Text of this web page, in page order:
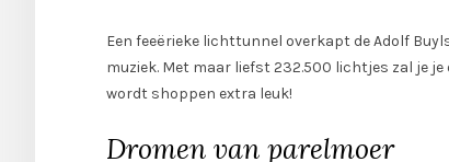
Een feeërieke lichttunnel overkapt de Adolf
muziek. Met maar liefst 232.500 lichtjes zal je
wordt shoppen extra leuk!
Dromen van parelmoer